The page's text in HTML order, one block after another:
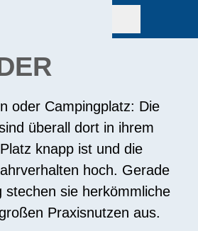
oder Campingplatz: Die
überall dort in ihrem
knapp ist und die
hoch. Gerade
stechen sie herkömmliche
Praxisnutzen aus.